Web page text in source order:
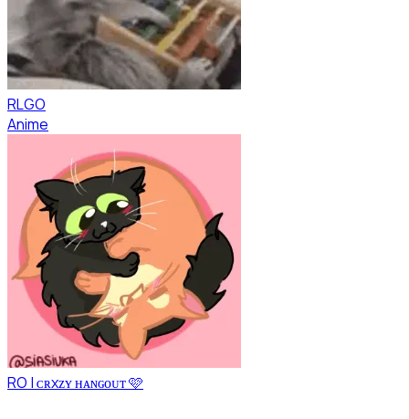
RLGO
Anime
RO | ᴄʀxᴢʏ ʜᴀɴɢᴏᴜᴛ 🩷